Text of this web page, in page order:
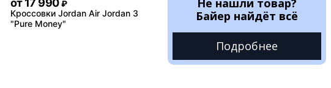
от 17 990 ₽
Кроссовки Jordan Air Jordan 3
"Pure Money"
Байер найдёт всё
Подробнее